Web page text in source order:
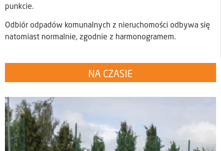
punkcie.
Odbiór odpadów komunalnych z nieruchomości odbywa się
natomiast normalnie, zgodnie z harmonogramem.
NA CZASIE